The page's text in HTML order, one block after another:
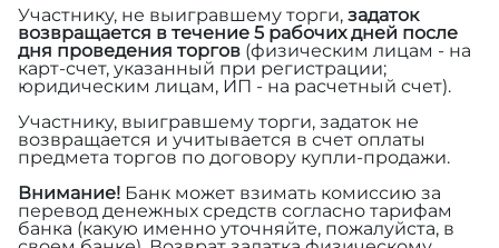
Участнику, не выигравшему торги, задаток
возвращается в течение 5 рабочих дней после
дня проведения торгов (физическим лицам - на
карт-счет, указанный при регистрации;
юридическим лицам, ИП - на расчетный счет).
Участнику, выигравшему торги, задаток не
возвращается и учитывается в счет оплаты
предмета торгов по договору купли-продажи.
Внимание! Банк может взимать комиссию за
перевод денежных средств согласно тарифам
банка (какую именно уточняйте, пожалуйста, в